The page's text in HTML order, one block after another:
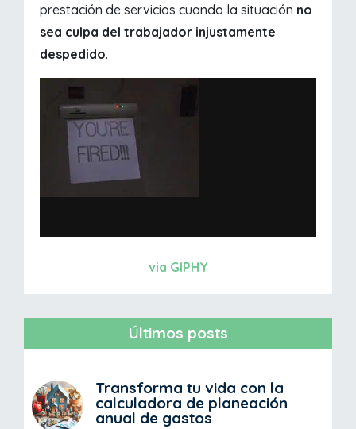
prestación de servicios cuando la situación no
sea culpa del trabajador injustamente
despedido.
via GIPHY
Últimos posts
Transforma tu vida con la
calculadora de planeación
anual de gastos